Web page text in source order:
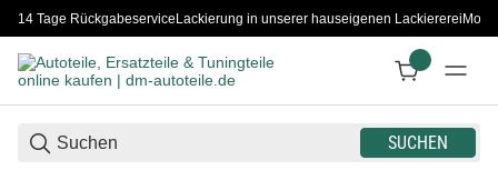
14 Tage RückgabeserviceLackierung in unserer hauseigenen Lackiererei
SUCHEN